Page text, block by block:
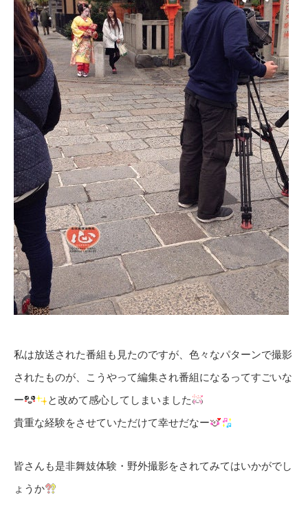
私は放送された番組も見たのですが、色々なパターンで撮影
されたものが、こうやって編集され番組になるってすごいな
ー
と改めて感心してしまいました
貴重な経験をさせていただけて幸せだなー
皆さんも是非舞妓体験・野外撮影をされてみてはいかがでし
ょうか